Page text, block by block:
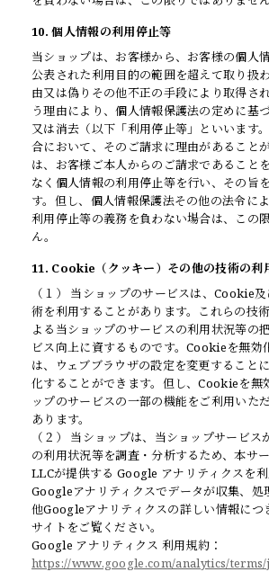
10. 個人情報の利用停止等
当ショップは、お客様から、お客様の個人
公表された利用目的の範囲を超えて取り扱
由又は偽りその他不正の手段により取得さ
う理由により、個人情報保護法の定めに基
又は消去（以下「利用停止等」といいます
合において、そのご請求に理由があること
は、お客様ご本人からのご請求であること
なく個人情報の利用停止等を行い、その旨
す。但し、個人情報保護法その他の法令に
利用停止等の義務を負わない場合は、この
ん。
11. Cookie（クッキー）その他の技術の利
（１） 当ショップのサービスは、Cookie
術を利用することがあります。これらの技
よる当ショップのサービスの利用状況等の
ビス向上に資するものです。Cookieを無効
は、ウェブブラウザの設定を変更すること
化することができます。但し、Cookieを無
ップのサービスの一部の機能をご利用いた
あります。
（２） 当ショップは、当ショップサービス
の利用状況等を調査・分析するため、本サ
LLCが提供する Google アナリティクスを利
Googleアナリティクスでデータが収集、処
他Googleアナリティクスの詳しい情報につ
サイトをご覧ください。
Google アナリティクス 利用規約：
https://www.google.com/analytics/